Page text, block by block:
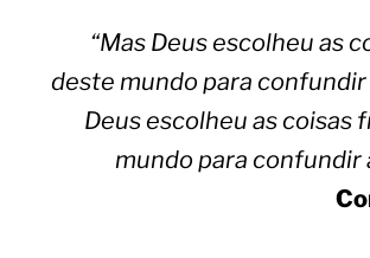
“Mas Deus escolheu as
deste mundo para confundir
Deus escolheu as coisas
mundo para confundir